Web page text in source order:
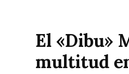
El «Dibu»
multitud